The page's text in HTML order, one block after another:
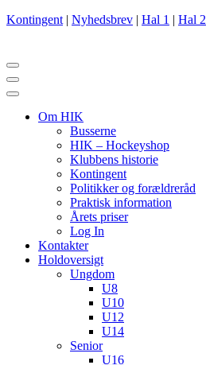
Kontingent | Nyhedsbrev | Hal 1 | Hal 2
Navigation
menu
Navigation
menu
Om HIK
Busserne
HIK – Hockeyshop
Klubbens historie
Kontingent
Politikker og forældreråd
Praktisk information
Årets priser
Log In
Kontakter
Holdoversigt
Ungdom
U8
U10
U12
U14
Senior
U16